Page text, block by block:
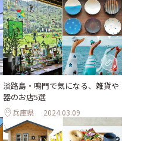
淡路島・鳴門で気になる、雑貨や
器のお店5選
兵庫県 2024.03.09